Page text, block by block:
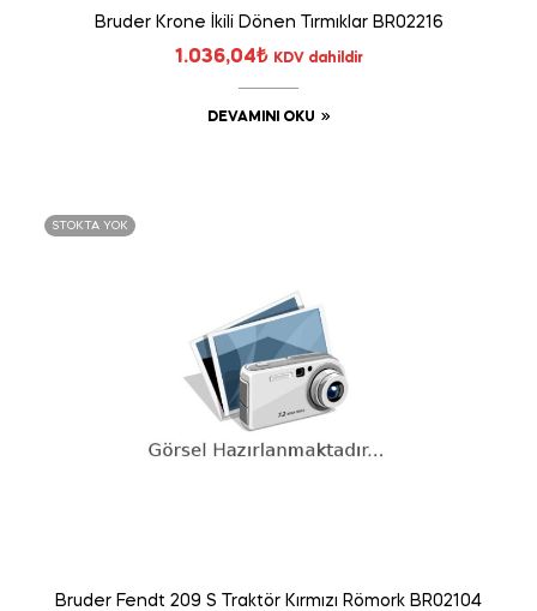
Bruder Krone İkili Dönen Tırmıklar BR02216
1.036,04₺ KDV dahildir
DEVAMINI OKU
STOKTA YOK
Bruder Fendt 209 S Traktör Kırmızı Römork BR02104